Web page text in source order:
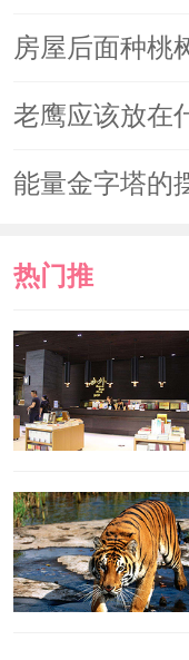
房屋后面种桃
老鹰应该放在
究
能量金字塔的
热门推
荐